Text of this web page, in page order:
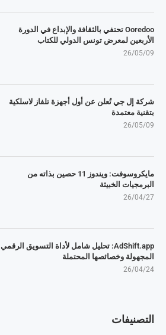
Ooredoo تحتفي بالثقافة والإبداع في الدورة
الأربعين لمعرض تونس الدولي للكتاب
26/05/09
شركة إل جي تُعلن عن أول أجهزة تلفاز لاسلكية
بتقنية معتمدة
26/05/09
مايكروسوفت: ويندوز 11 حصين بذاته من
البرمجيات الخبيثة
26/04/27
AdShift.app: تحليل شامل لأداة التسويق الرقمي
المجهولة وخصائصها المحتملة
26/04/24
التصنيفات